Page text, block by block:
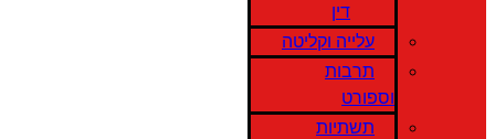
דין
עלייה וקליטה
תרבות
וספורט
תשתיות